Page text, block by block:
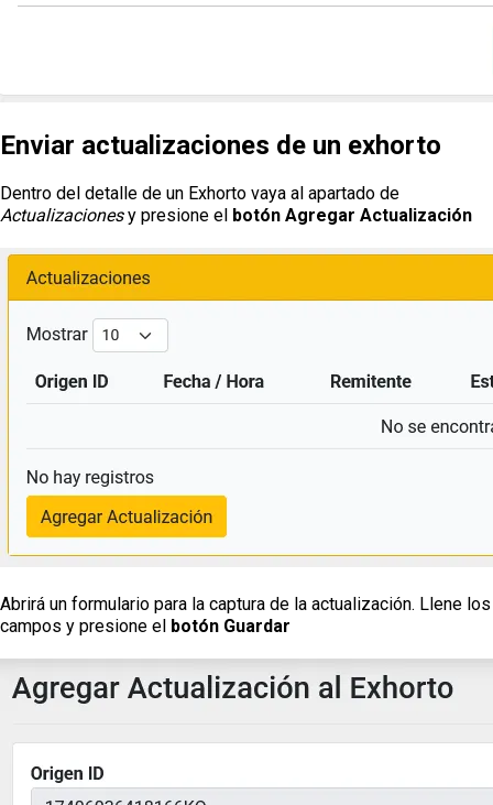
Enviar actualizaciones de un exhorto
Dentro del detalle de un Exhorto vaya al apartado de
Actualizacionesy presione el botón Agregar Actualización
Abrirá un formulario para la captura de la actualización. Llene los
campos y presione el botón Guardar